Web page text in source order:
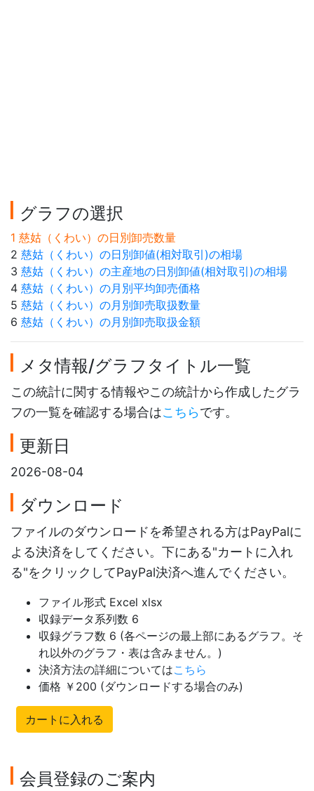
グラフの選択
1 慈姑（くわい）の日別卸売数量
2 慈姑（くわい）の日別卸値(相対取引)の相場
3 慈姑（くわい）の主産地の日別卸値(相対取引)の相場
4 慈姑（くわい）の月別平均卸売価格
5 慈姑（くわい）の月別卸売取扱数量
6 慈姑（くわい）の月別卸売取扱金額
メタ情報/グラフタイトル一覧
この統計に関する情報やこの統計から作成したグラ
フの一覧を確認する場合はこちらです。
更新日
2026-08-04
ダウンロード
ファイルのダウンロードを希望される方はPayPalに
よる決済をしてください。下にある"カートに入れ
る"をクリックしてPayPal決済へ進んでください。
ファイル形式 Excel xlsx
収録データ系列数 6
収録グラフ数 6 (各ページの最上部にあるグラフ。そ
れ以外のグラフ・表は含みません。)
決済方法の詳細についてはこちら
価格 ￥200 (ダウンロードする場合のみ)
カートに入れる
会員登録のご案内